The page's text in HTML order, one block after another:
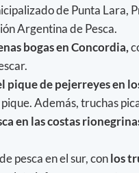
de Punta Lara,
Argentina de Pesca.
bogas en Concordia,
pique de pejerreyes en
Además, truchas
en las costas
pesca en el sur, conlos